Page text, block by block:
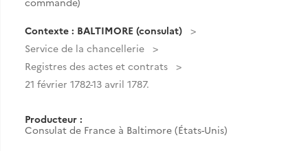
Contexte : BALTIMORE (consulat)
Service de la chancellerie
Registres des actes et contrats
21 février 1782-13 avril 1787.
Producteur :
Consulat de France à Baltimore (États-Unis)